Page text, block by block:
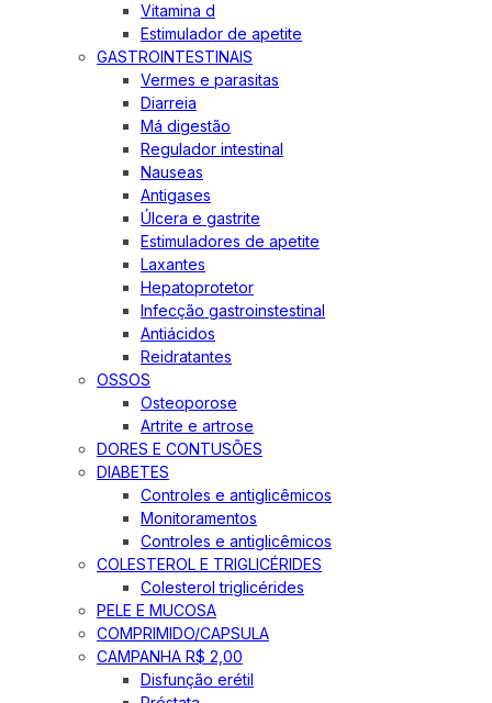
Vitamina d
Estimulador de apetite
GASTROINTESTINAIS
Vermes e parasitas
Diarreia
Má digestão
Regulador intestinal
Nauseas
Antigases
Úlcera e gastrite
Estimuladores de apetite
Laxantes
Hepatoprotetor
Infecção gastroinstestinal
Antiácidos
Reidratantes
OSSOS
Osteoporose
Artrite e artrose
DORES E CONTUSÕES
DIABETES
Controles e antiglicêmicos
Monitoramentos
Controles e antiglicêmicos
COLESTEROL E TRIGLICÉRIDES
Colesterol triglicérides
PELE E MUCOSA
COMPRIMIDO/CAPSULA
CAMPANHA R$ 2,00
Disfunção erétil